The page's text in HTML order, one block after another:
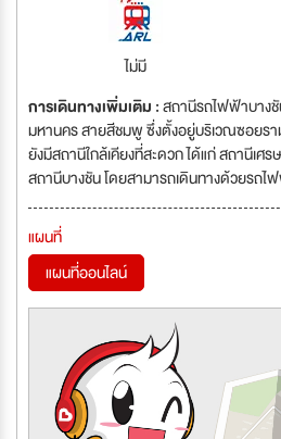
ไม่มี
การเดินทางเพิ่มเติม :สถานีรถไฟฟ้าบาง
มหานคร สายสีชมพู ซึ่งตั้งอยู่บริเวณซอยร
ยังมีสถานีใกล้เคียงที่สะดวก ได้แก่ สถานีเศ
สถานีบางชัน โดยสามารถเดินทางด้วยรถ
แผนที่
แผนที่ออนไลน์